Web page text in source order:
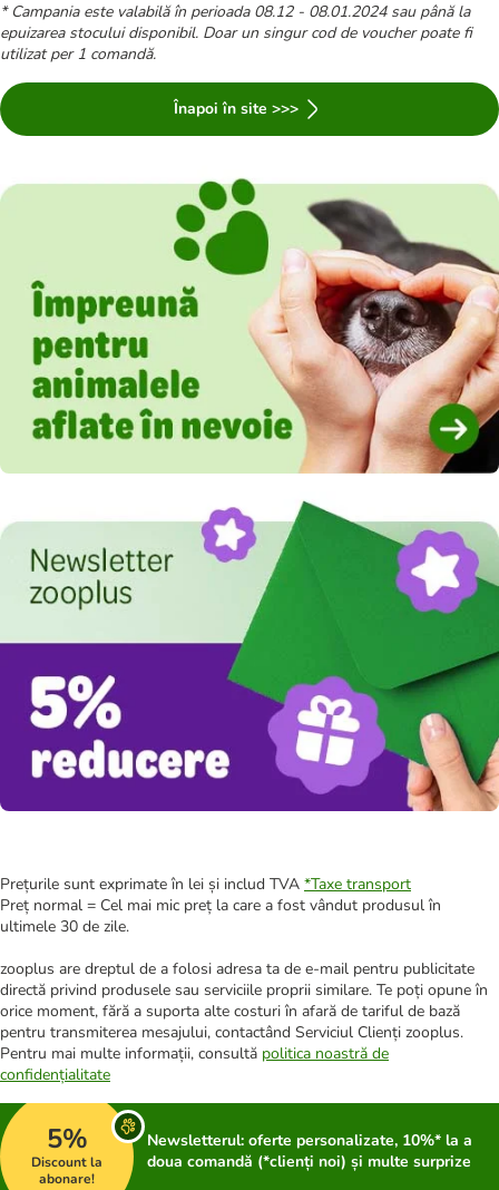
* Campania este valabilă în perioada 08.12 - 08.01.2024 sau până la
epuizarea stocului disponibil. Doar un singur cod de voucher poate fi
utilizat per 1 comandă.
Înapoi în site >>>
Prețurile sunt exprimate în lei și includ TVA *Taxe transport
Preț normal = Cel mai mic preț la care a fost vândut produsul în
ultimele 30 de zile.
zooplus are dreptul de a folosi adresa ta de e-mail pentru publicitate
directă privind produsele sau serviciile proprii similare. Te poți opune în
orice moment, fără a suporta alte costuri în afară de tariful de bază
pentru transmiterea mesajului, contactând Serviciul Clienți zooplus.
Pentru mai multe informații, consultă politica noastră de
confidențialitate
5%
Discount la
abonare!
Newsletterul: oferte personalizate, 10%* la a
doua comandă (*clienți noi) și multe surprize